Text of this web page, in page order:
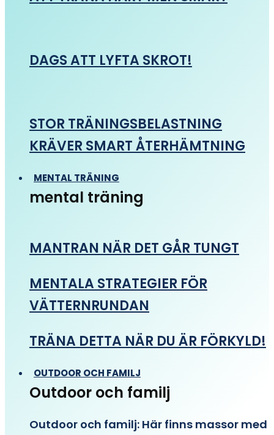
DAGS ATT LYFTA SKROT!
STOR TRÄNINGSBELASTNING
KRÄVER SMART ÅTERHÄMTNING
MENTAL TRÄNING
mental träning
MANTRAN NÄR DET GÅR TUNGT
MENTALA STRATEGIER FÖR
VÄTTERNRUNDAN
TRÄNA DETTA NÄR DU ÄR FÖRKYLD!
OUTDOOR OCH FAMILJ
Outdoor och familj
Outdoor och familj: Här finns massor med